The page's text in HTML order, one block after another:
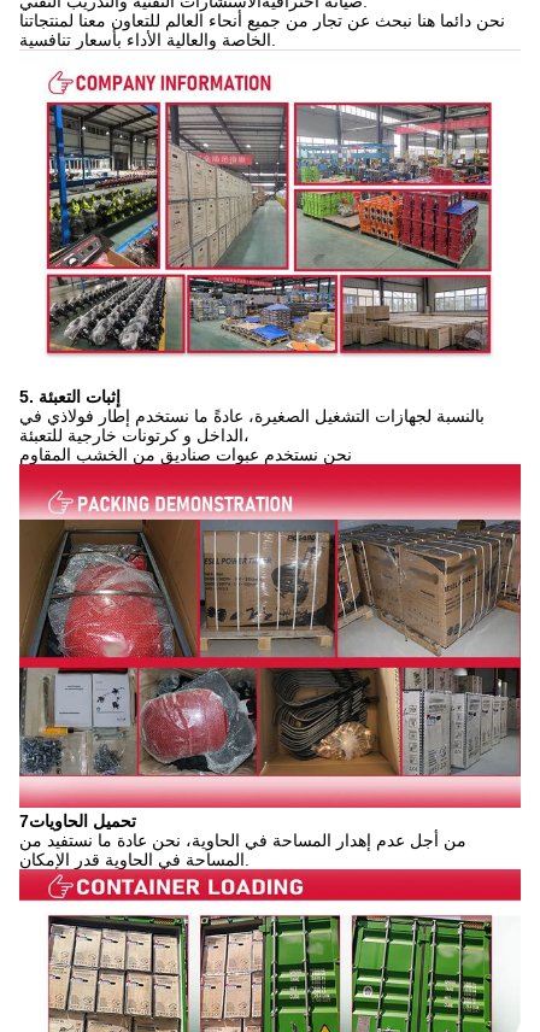
نحن دائما هنا نبحث عن تجار من جميع أنحاء العالم للتعاون معنا لمنتجاتنا
5. إثبات التعبئة
بالنسبة لجهازات التشغيل الصغيرة، عادةً ما نستخدم إطار فولاذي في
الداخل و كرتونات خارجية للتعبئة،
نحن نستخدم عبوات صناديق من الخشب المقاوم
7تحميل الحاويات
من أجل عدم إهدار المساحة في الحاوية، نحن عادة ما نستفيد من